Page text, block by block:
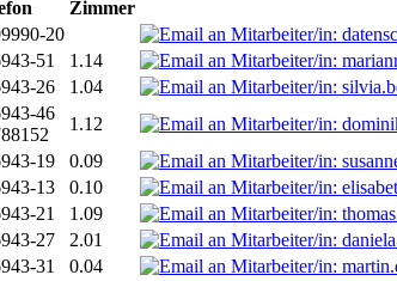
Zimmer
20
51 1.14
26 1.04
46
1.12
19 0.09
13 0.10
21 1.09
27 2.01
31 0.04